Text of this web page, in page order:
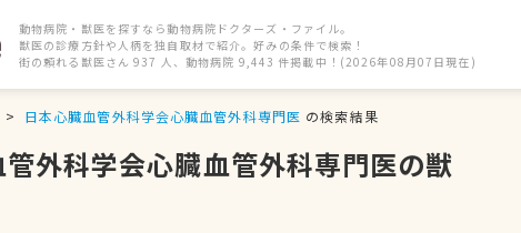
動物病院・獣医を探すなら動物病院ドクターズ・ファイル。
獣医の診療方針や人柄を独自取材で紹介。好みの条件で検索！
街の頼れる獣医さん 937 人、動物病院 9,443 件掲載中！(2026年08月07日現在)
日本心臓血管外科学会心臓血管外科専門医 の検索結果
外科学会心臓血管外科専門医の獣